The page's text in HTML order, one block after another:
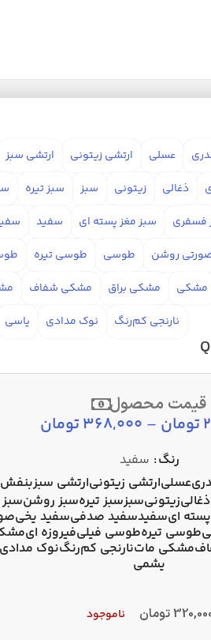
عسلی ارتشی زیتونی ارتشی سبز
ذغالی زیتونی سبز سبز تیره
فسفری سبز مغز پسته ای سفید
روشن طوسی طوسی تیره
مشکی مشکی براق مشکی شفاف
نارنجی کم‌رنگ
نوک مدادی یاسی
قیمت محصول
تومان –
368,000تومان
رنگ سفید
عسلیارتشی زیتونیارتشی سبزبنفش
ذغالیزیتونیسبزسبز تیرهسبز روشن
ایسفیدسفید صدفیسفید یخی
طوسی تیرهطوسی فیلیفیروزه ای
مشکی ماتنارنجی کم‌رنگنوک مدادی
یشمی
تومان ناموجود